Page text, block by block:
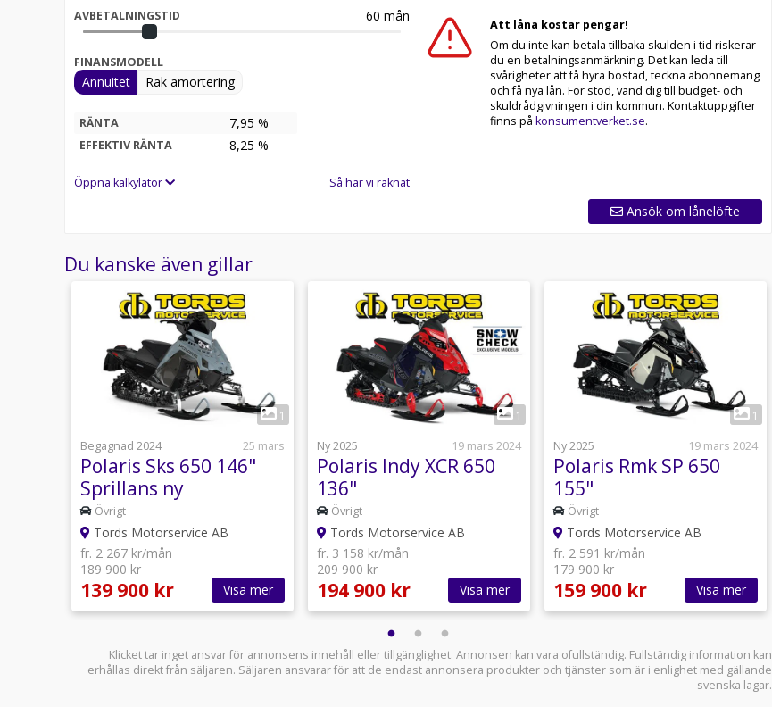
AVBETALNINGSTID 60 mån
FINANSMODELL
Annuitet Rak amortering
RÄNTA 7,95 %
EFFEKTIV RÄNTA 8,25 %
Öppna kalkylator Så har vi räknat
Att låna kostar pengar!
Om du inte kan betala tillbaka skulden i tid riskerar
du en betalningsanmärkning. Det kan leda till
svårigheter att få hyra bostad, teckna abonnemang
och få nya lån. För stöd, vänd dig till budget- och
skuldrådgivningen i din kommun. Kontaktuppgifter
finns på konsumentverket.se.
Ansök om lånelöfte
Du kanske även gillar
1
Begagnad 2024
25 mars
Polaris Sks 650 146"
Sprillans ny
Övrigt
Tords Motorservice AB
fr. 2 267 kr/mån
189 900 kr
139 900 kr Visa mer
1
Ny 2025
19 mars 2024
Polaris Indy XCR 650
136"
Övrigt
Tords Motorservice AB
fr. 3 158 kr/mån
209 900 kr
194 900 kr Visa mer
1
Ny 2025
19 mars 2024
Polaris Rmk SP 650
155"
Övrigt
Tords Motorservice AB
fr. 2 591 kr/mån
179 900 kr
159 900 kr Visa mer
Klicket tar inget ansvar för annonsens innehåll eller tillgänglighet. Annonsen kan vara ofullständig. Fullständig information kan
erhållas direkt från säljaren. Säljaren ansvarar för att de endast annonsera produkter och tjänster som är i enlighet med gällande
svenska lagar.